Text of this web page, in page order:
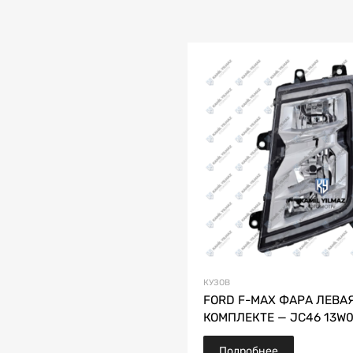
КУЗОВ
FORD F-MAX ФАРА
КОМПЛЕКТЕ — JC46